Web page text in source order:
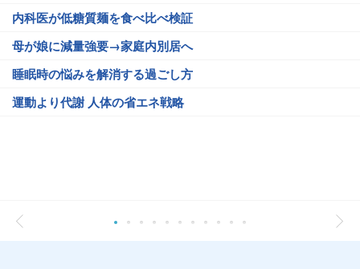
内科医が低糖質麺を食べ比べ検証
母が娘に減量強要→家庭内別居へ
睡眠時の悩みを解消する過ごし方
運動より代謝 人体の省エネ戦略